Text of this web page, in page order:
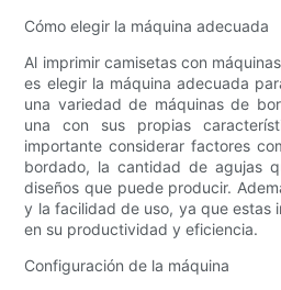
Cómo elegir la máquina adecuada
Al imprimir camisetas con
es elegir la máquina adecuada
una variedad de máquinas de
una con sus propias
importante considerar factores
bordado, la cantidad de agujas
diseños que puede producir.
y la facilidad de uso, ya que estas
en su productividad y eficiencia.
Configuración de la máquina